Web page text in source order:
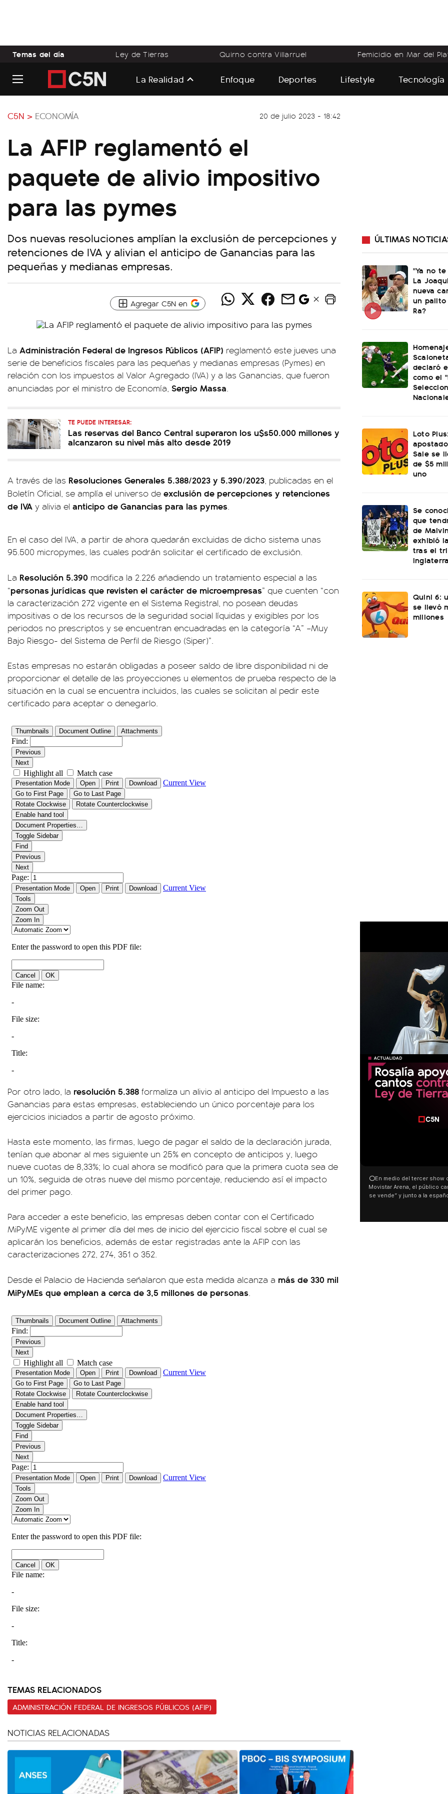
Temas del día Ley de Tierras Quirno contra Villarruel Femicidio en Mar del
La Realidad Enfoque Deportes Lifestyle Tecnología
C5N > ECONOMÍA 20 de julio 2023 - 18:42
La AFIP reglamentó el
paquete de alivio impositivo
para las pymes
Dos nuevas resoluciones amplían la exclusión de percepciones y
retenciones de IVA y alivian el anticipo de Ganancias para las
pequeñas y medianas empresas.
Agregar C5N en
La Administración Federal de Ingresos Públicos (AFIP) reglamentó este jueves una
serie de beneficios fiscales para las pequeñas y medianas empresas (Pymes) en
relación con los impuestos al Valor Agregado (IVA) y a las Ganancias, que fueron
anunciadas por el ministro de Economía, Sergio Massa.
TE PUEDE INTERESAR:
Las reservas del Banco Central superaron los u$s50.000 millones y
alcanzaron su nivel más alto desde 2019
A través de las Resoluciones Generales 5.388/2023 y 5.390/2023, publicadas en el
Boletín Oficial, se amplía el universo de exclusión de percepciones y retenciones
de IVA y alivia el anticipo de Ganancias para las pymes.
En el caso del IVA, a partir de ahora quedarán excluidas de dicho sistema unas
95.500 micropymes, las cuales podrán solicitar el certificado de exclusión.
La Resolución 5.390 modifica la 2.226 añadiendo un tratamiento especial a las
“personas jurídicas que revisten el carácter de microempresas” que cuenten “con
la caracterización 272 vigente en el Sistema Registral, no posean deudas
impositivas o de los recursos de la seguridad social líquidas y exigibles por los
periodos no prescriptos y se encuentran encuadradas en la categoría “A” –Muy
Bajo Riesgo- del Sistema de Perfil de Riesgo (Siper)”.
Estas empresas no estarán obligadas a poseer saldo de libre disponibilidad ni de
proporcionar el detalle de las proyecciones u elementos de prueba respecto de la
situación en la cual se encuentra incluidos, las cuales se solicitan al pedir este
certificado para aceptar o denegarlo.
Por otro lado, la resolución 5.388 formaliza un alivio al anticipo del Impuesto a las
Ganancias para estas empresas, estableciendo un único porcentaje para los
ejercicios iniciados a partir de agosto próximo.
Hasta este momento, las firmas, luego de pagar el saldo de la declaración jurada,
tenían que abonar al mes siguiente un 25% en concepto de anticipos y, luego
nueve cuotas de 8,33%; lo cual ahora se modificó para que la primera cuota sea de
un 10%, seguida de otras nueve del mismo porcentaje, reduciendo así el impacto
del primer pago.
Para acceder a este beneficio, las empresas deben contar con el Certificado
MiPyME vigente al primer día del mes de inicio del ejercicio fiscal sobre el cual se
aplicarán los beneficios, además de estar registradas ante la AFIP con las
caracterizaciones 272, 274, 351 o 352.
Desde el Palacio de Hacienda señalaron que esta medida alcanza a más de 330 mil
MiPyMEs que emplean a cerca de 3,5 millones de personas.
TEMAS RELACIONADOS
ADMINISTRACIÓN FEDERAL DE INGRESOS PÚBLICOS (AFIP)
NOTICIAS RELACIONADAS
ÚLTIMAS
"Ya no
La
nueva
un palito
Ra?
declaró
como el
Loto
Sale se
de $5
uno
Se
que
de
exhibió
tras el
Inglaterra
Quini 6:
se llevó
millones
⭕En medio del tercer show de
Movistar Arena, el público cantó “la
se vende” y junto a la española. El